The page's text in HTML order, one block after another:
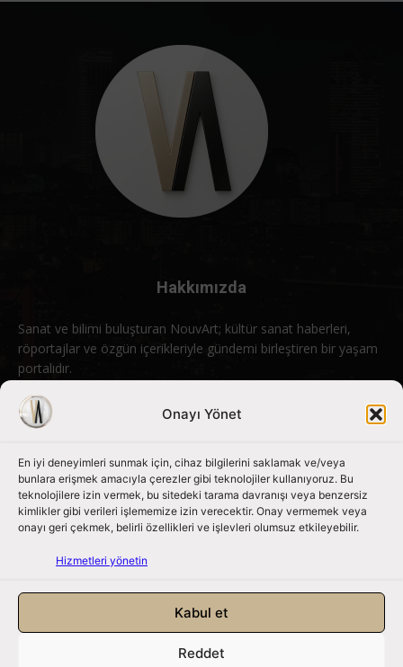
Onayı Yönet
En iyi deneyimleri sunmak için, cihaz bilgilerini saklamak ve/veya
bunlara erişmek amacıyla çerezler gibi teknolojiler kullanıyoruz. Bu
teknolojilere izin vermek, bu sitedeki tarama davranışı veya benzersiz
kimlikler gibi verileri işlememize izin verecektir. Onay vermemek veya
onayı geri çekmek, belirli özellikleri ve işlevleri olumsuz etkileyebilir.
Hizmetleri yönetin
Kabul et
Reddet
Hakkımızda
Sanat ve bilimi buluşturan NouvArt; kültür sanat haberleri,
röportajlar ve özgün içerikleriyle gündemi birleştiren bir yaşam
portalıdır.
Bizimle iletişime geçin: info@nouvart.net
Bizi Takip Edin